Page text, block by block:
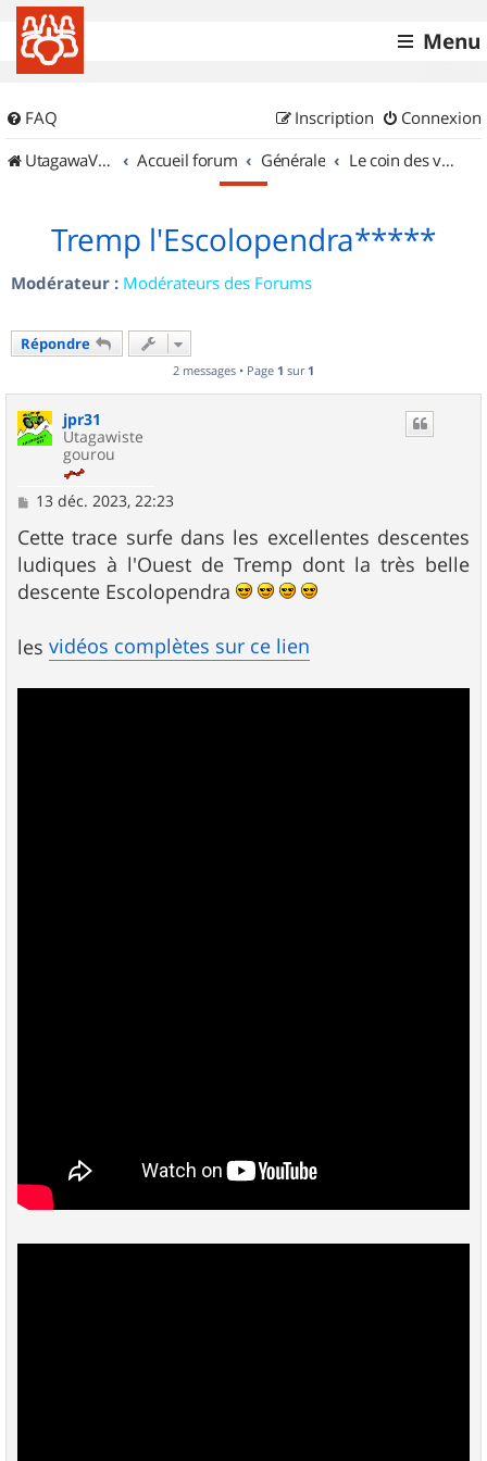
Menu
FAQ Connexion
Inscription
UtagawaVTT (Randos VTT et VTTAE avec traces GPS)
Accueil forum Générale Le coin des vidéastes
Tremp l'Escolopendra*****
Modérateur : Modérateurs des Forums
Répondre
2 messages • Page 1 sur 1
jpr31
Utagawiste
gourou
M
s
s
a
g
e
13 déc. 2023, 22:23
Cette trace surfe dans les excellentes descentes
ludiques à l'Ouest de Tremp dont la très belle
descente Escolopendra
les vidéos complètes sur ce lien